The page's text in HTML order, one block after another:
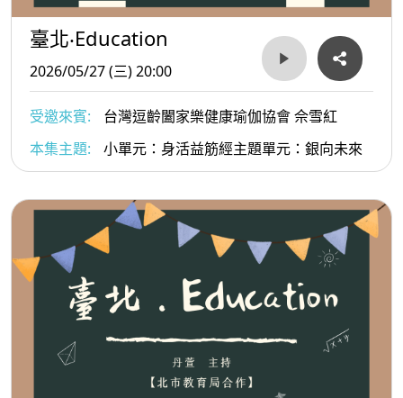
臺北‧Education
2026/05/27 (三) 20:00
受邀來賓:
台灣逗齡闔家樂健康瑜伽協會 佘雪紅
本集主題:
小單元：身活益筋經主題單元：銀向未來